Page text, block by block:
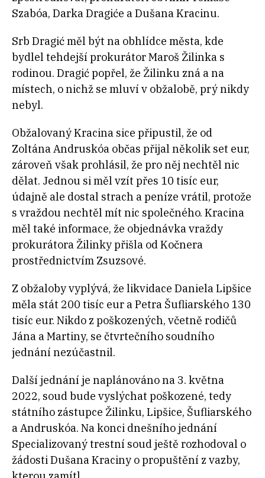
Szabóa, Darka Dragiće a Dušana Kracinu.
Srb Dragić měl být na obhlídce města, kde
bydlel tehdejší prokurátor Maroš Žilinka s
rodinou. Dragić popřel, že Žilinku zná a na
místech, o nichž se mluví v obžalobě, prý nikdy
nebyl.
Obžalovaný Kracina sice připustil, že od
Zoltána Andruskóa občas přijal několik set eur,
zároveň však prohlásil, že pro něj nechtěl nic
dělat. Jednou si měl vzít přes 10 tisíc eur,
údajně ale dostal strach a peníze vrátil, protože
s vraždou nechtěl mít nic společného. Kracina
měl také informace, že objednávka vraždy
prokurátora Žilinky přišla od Kočnera
prostřednictvím Zsuzsové.
Z obžaloby vyplývá, že likvidace Daniela Lipšice
měla stát 200 tisíc eur a Petra Šufliarského 130
tisíc eur. Nikdo z poškozených, včetně rodičů
Jána a Martiny, se čtvrtečního soudního
jednání nezúčastnil.
Další jednání je naplánováno na 3. května
2022, soud bude vyslýchat poškozené, tedy
státního zástupce Žilinku, Lipšice, Šufliarského
a Andruskóa. Na konci dnešního jednání
Specializovaný trestní soud ještě rozhodoval o
žádosti Dušana Kraciny o propuštění z vazby,